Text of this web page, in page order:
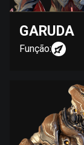
GARUDA
Função: